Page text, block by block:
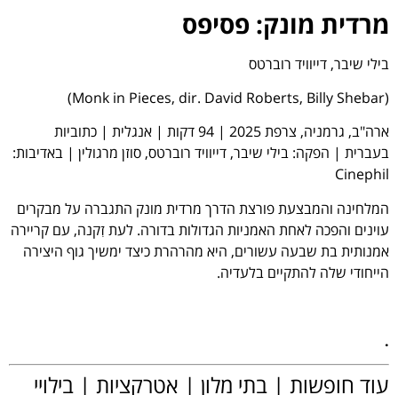
מרדית מונק: פסיפס
בילי שיבר, דייוויד רוברטס
(Monk in Pieces, dir. David Roberts, Billy Shebar)
ארה"ב, גרמניה, צרפת 2025 | 94 דקות | אנגלית | כתוביות
בעברית | הפקה: בילי שיבר, דייוויד רוברטס, סוזן מרגולין | באדיבות:
Cinephil
המלחינה והמבצעת פורצת הדרך מרדית מונק התגברה על מבקרים
עוינים והפכה לאחת האמניות הגדולות בדורה. לעת זִקנה, עם קריירה
אמנותית בת שבעה עשורים, היא מהרהרת כיצד ימשיך גוף היצירה
הייחודי שלה להתקיים בלעדיה.
.
עוד חופשות | בתי מלון | אטרקציות | בילויי